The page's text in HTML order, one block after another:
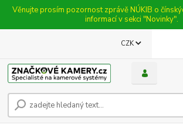
Věnujte prosím pozornost zprávě NÚKIB o
informací v sekci "Novinky".
CZK